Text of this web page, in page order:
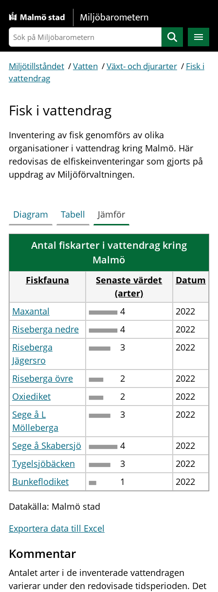
Gå direkt till sidans innehåll
Miljöbarometern
Sök
Miljötillståndet /Vatten /Växt- och djurarter / Fisk i
vattendrag
Fisk i vattendrag
Inventering av fisk genomförs av olika
organisationer i vattendrag kring Malmö. Här
redovisas de elfiskeinventeringar som gjorts på
uppdrag av Miljöförvaltningen.
Diagram Tabell Jämför
Antal fiskarter i vattendrag kring
Malmö
Fiskfauna
Senaste värdet
(arter)
Datum
Maxantal 4
2022
Riseberga nedre
4
2022
Riseberga
Jägersro
3 2022
Riseberga övre 2
2022
Oxiediket
2
2022
Sege å L
Mölleberga
3 2022
Sege å Skabersjö 4
2022
Tygelsjöbäcken
3
2022
Bunkeflodiket
1 2022
Datakälla: Malmö stad
Exportera data till Excel
Kommentar
Antalet arter i de inventerade vattendragen
varierar under den redovisade tidsperioden. Det